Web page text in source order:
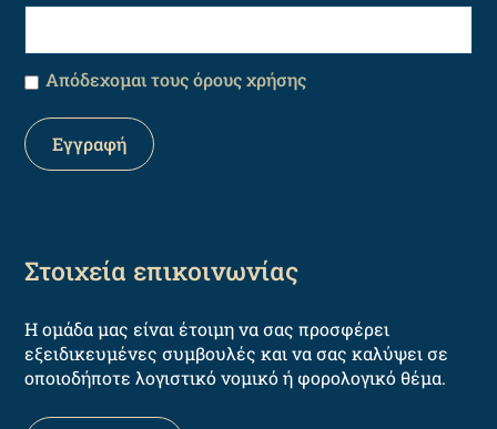
Απόδεχομαι τους όρους χρήσης
Στοιχεία επικοινωνίας
Η ομάδα μας είναι έτοιμη να σας προσφέρει
εξειδικευμένες συμβουλές και να σας καλύψει σε
οποιοδήποτε λογιστικό νομικό ή φορολογικό θέμα.